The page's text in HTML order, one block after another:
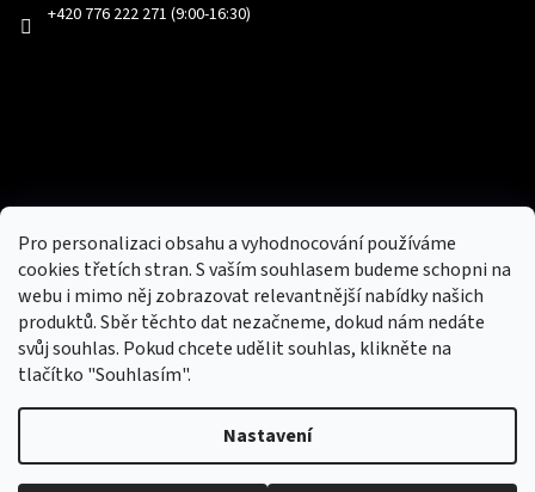
Pro personalizaci obsahu a vyhodnocování používáme
cookies třetích stran. S vaším souhlasem budeme schopni na
webu i mimo něj zobrazovat relevantnější nabídky našich
produktů. Sběr těchto dat nezačneme, dokud nám nedáte
svůj souhlas. Pokud chcete udělit souhlas, klikněte na
tlačítko "Souhlasím".
Nastavení
+420 776 222 271 (9:00-16:30)
Nový obchod s batohy, cestovními zavazadly, tašky a peněženky